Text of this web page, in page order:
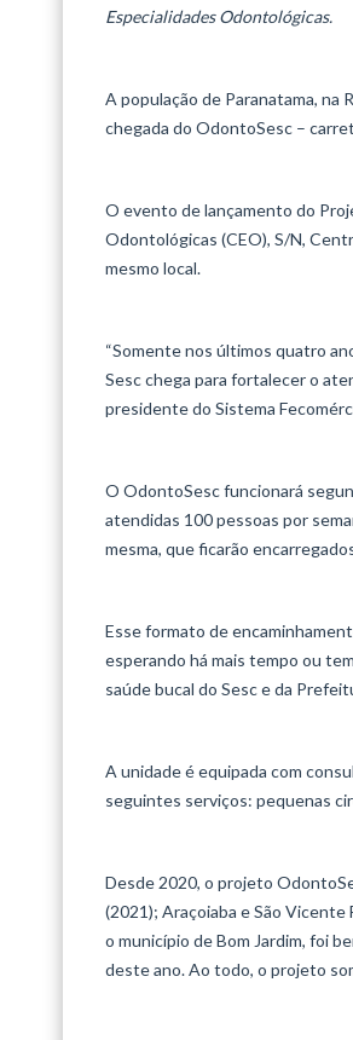
Especialidades Odontológicas.
A população de Paranatama, na
chegada do OdontoSesc –
O evento de lançamento do
Odontológicas (CEO), S/N,
mesmo local.
“Somente nos últimos quatro
Sesc chega para fortalecer o
presidente do Sistema
O OdontoSesc funcionará
atendidas 100 pessoas por
mesma, que ficarão
Esse formato de
esperando há mais tempo ou
saúde bucal do Sesc e da
A unidade é equipada com
seguintes serviços: pequenas
Desde 2020, o projeto
(2021); Araçoiaba e São Vicente
o município de Bom Jardim, foi
deste ano. Ao todo, o projeto